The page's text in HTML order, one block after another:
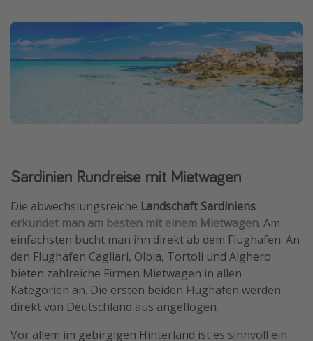
Sardinien Rundreise mit Mietwagen
Die abwechslungsreiche Landschaft Sardiniens
erkundet man am besten mit einem Mietwagen. Am
einfachsten bucht man ihn direkt ab dem Flughafen. An
den Flughäfen Cagliari, Olbia, Tortoli und Alghero
bieten zahlreiche Firmen Mietwagen in allen
Kategorien an. Die ersten beiden Flughäfen werden
direkt von Deutschland aus angeflogen.
Vor allem im gebirgigen Hinterland ist es sinnvoll ein